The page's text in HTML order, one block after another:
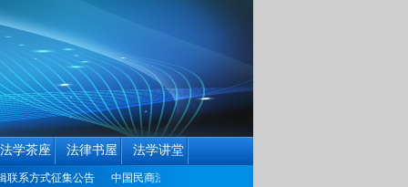
法学茶座 法律书屋 法学讲堂
式征集公告 中国民商法律网改版公告